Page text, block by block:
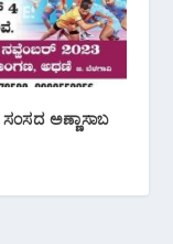
ಅಣ್ಣಾಸಾಬ